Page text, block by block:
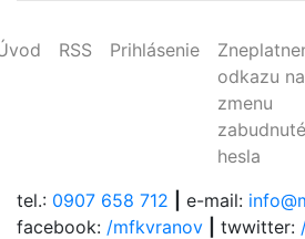
RSS Prihlásenie
odkazu na
zmenu
hesla
tel.: 0907 658 712 e-mail:
facebook: /mfkvranov twwitter: